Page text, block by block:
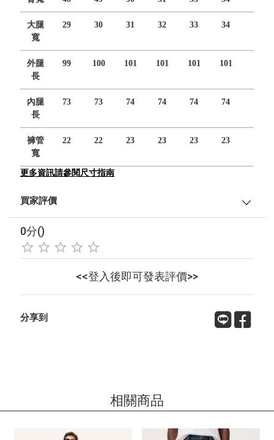
大腿
寬
29 30 31 32 33 34
外腿
長
99 100 101 101 101 101
內腿
長
73 73 74 74 74 74
褲管
寬
22 22 23 23 23 23
更多資訊請參閱尺寸指南
買家評價
0分()
<<登入後即可發表評價>>
分享到
相關商品